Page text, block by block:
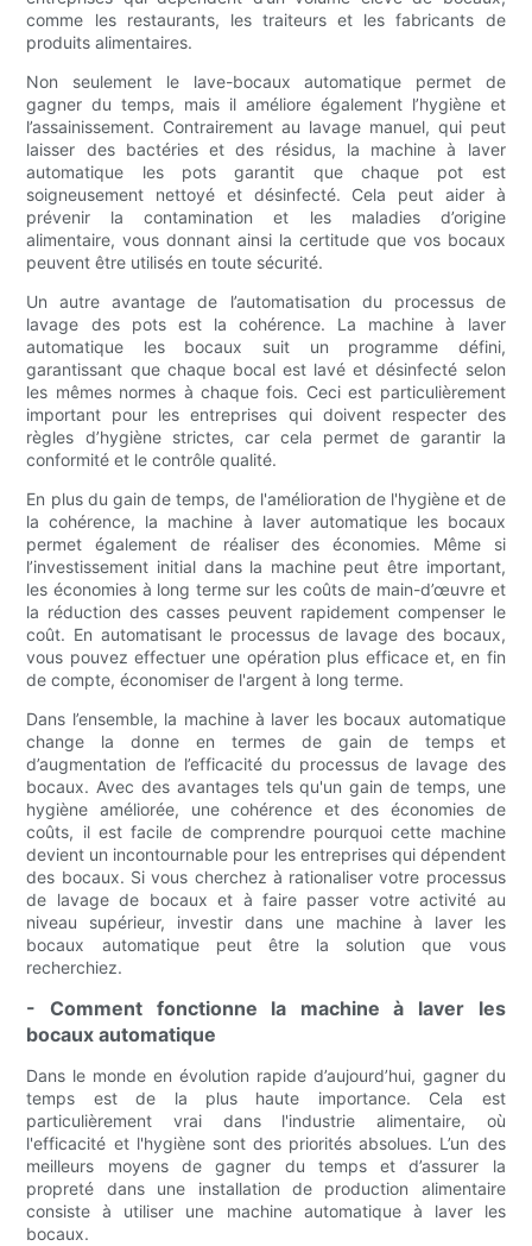
comme les restaurants, les traiteurs et les fabricants de
produits alimentaires.
Non seulement le lave-bocaux automatique permet de
gagner du temps, mais il améliore également l’hygiène et
l’assainissement. Contrairement au lavage manuel, qui peut
laisser des bactéries et des résidus, la machine à laver
automatique les pots garantit que chaque pot est
soigneusement nettoyé et désinfecté. Cela peut aider à
prévenir la contamination et les maladies d’origine
alimentaire, vous donnant ainsi la certitude que vos bocaux
peuvent être utilisés en toute sécurité.
Un autre avantage de l’automatisation du processus de
lavage des pots est la cohérence. La machine à laver
automatique les bocaux suit un programme défini,
garantissant que chaque bocal est lavé et désinfecté selon
les mêmes normes à chaque fois. Ceci est particulièrement
important pour les entreprises qui doivent respecter des
règles d’hygiène strictes, car cela permet de garantir la
conformité et le contrôle qualité.
En plus du gain de temps, de l'amélioration de l'hygiène et de
la cohérence, la machine à laver automatique les bocaux
permet également de réaliser des économies. Même si
l’investissement initial dans la machine peut être important,
les économies à long terme sur les coûts de main-d’œuvre et
la réduction des casses peuvent rapidement compenser le
coût. En automatisant le processus de lavage des bocaux,
vous pouvez effectuer une opération plus efficace et, en fin
de compte, économiser de l'argent à long terme.
Dans l’ensemble, la machine à laver les bocaux automatique
change la donne en termes de gain de temps et
d’augmentation de l’efficacité du processus de lavage des
bocaux. Avec des avantages tels qu'un gain de temps, une
hygiène améliorée, une cohérence et des économies de
coûts, il est facile de comprendre pourquoi cette machine
devient un incontournable pour les entreprises qui dépendent
des bocaux. Si vous cherchez à rationaliser votre processus
de lavage de bocaux et à faire passer votre activité au
niveau supérieur, investir dans une machine à laver les
bocaux automatique peut être la solution que vous
recherchiez.
- Comment fonctionne la machine à laver les
bocaux automatique
Dans le monde en évolution rapide d’aujourd’hui, gagner du
temps est de la plus haute importance. Cela est
particulièrement vrai dans l'industrie alimentaire, où
l'efficacité et l'hygiène sont des priorités absolues. L’un des
meilleurs moyens de gagner du temps et d’assurer la
propreté dans une installation de production alimentaire
consiste à utiliser une machine automatique à laver les
bocaux.